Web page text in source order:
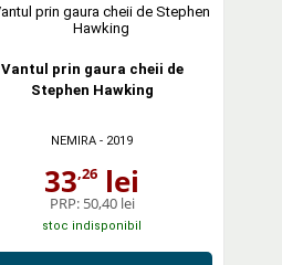
Vantul prin gaura cheii de
Stephen Hawking
NEMIRA - 2019
33,26 lei
PRP: 50,40 lei
stoc indisponibil